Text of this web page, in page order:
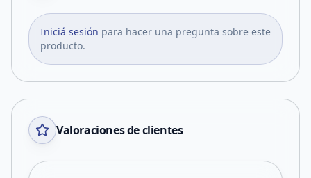
Iniciá sesión para hacer una pregunta sobre este
producto.
Valoraciones de clientes